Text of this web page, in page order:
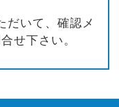
だいて、確認メ
せ下さい。